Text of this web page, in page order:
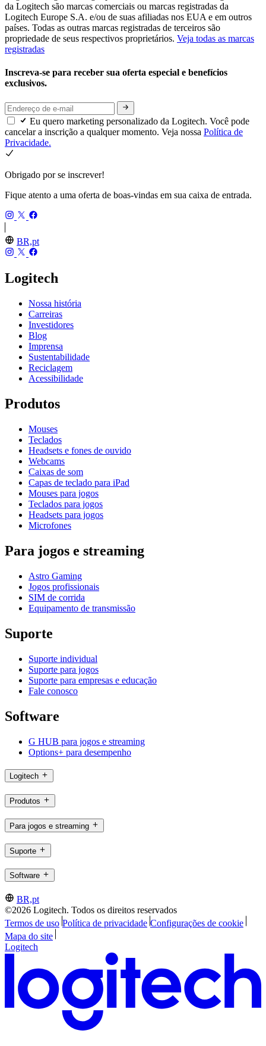
da Logitech são marcas comerciais ou marcas registradas da
Logitech Europe S.A. e/ou de suas afiliadas nos EUA e em outros
países. Todas as outras marcas registradas de terceiros são
propriedade de seus respectivos proprietários. Veja todas as marcas
registradas
Inscreva-se para receber sua oferta especial e benefícios
exclusivos.
Eu quero marketing personalizado da Logitech. Você pode
cancelar a inscrição a qualquer momento. Veja nossa Política de
Privacidade.
Obrigado por se inscrever!
Fique atento a uma oferta de boas-vindas em sua caixa de entrada.
BR,pt
Logitech
Nossa história
Carreiras
Investidores
Blog
Imprensa
Sustentabilidade
Reciclagem
Acessibilidade
Produtos
Mouses
Teclados
Headsets e fones de ouvido
Webcams
Caixas de som
Capas de teclado para iPad
Mouses para jogos
Teclados para jogos
Headsets para jogos
Microfones
Para jogos e streaming
Astro Gaming
Jogos profissionais
SIM de corrida
Equipamento de transmissão
Suporte
Suporte individual
Suporte para jogos
Suporte para empresas e educação
Fale conosco
Software
G HUB para jogos e streaming
Options+ para desempenho
Logitech
Produtos
Para jogos e streaming
Suporte
Software
BR,pt
©2026 Logitech. Todos os direitos reservados
Termos de uso Política de privacidade Configurações de cookie
Mapa do site
Logitech